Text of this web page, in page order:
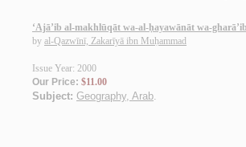
‘Ajā’ib al-makhlūqāt wa-al-ḥayawānāt wa-
by al-Qazwīnī, Zakarīyā ibn Muḥammad
Issue Year: 2000
Our Price: $11.00
Subject: Geography, Arab.